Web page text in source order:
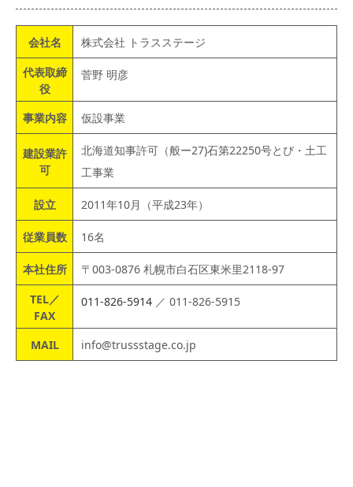
会社名
株式会社 トラスステージ
代表取締
役
菅野 明彦
事業内容 仮設事業
建設業許
可
北海道知事許可（般ー27)石第22250号とび・土工
工事業
設立 2011年10月（平成23年）
従業員数 16名
本社住所
〒003-0876 札幌市白石区東米里2118-97
TEL／
FAX
011-826-5914 ／ 011-826-5915
MAIL info@trussstage.co.jp